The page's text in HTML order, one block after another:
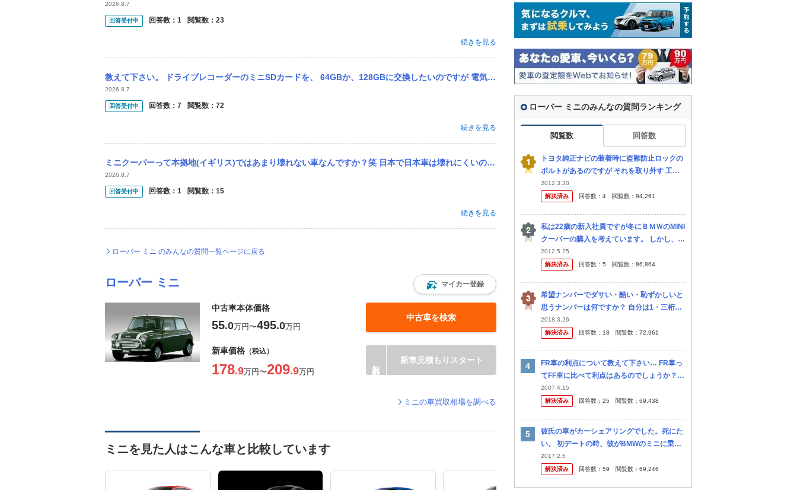
2026.8.7
回答受付中 回答数： 1 閲覧数： 23
続きを見る
教えて下さい。 ドライブレコーダーのミニSDカードを、 64GBか、128GBに交換したいのですが 電気屋さんの、ミニSDカードで、よろしいので、しょうか？ また、最初のミニSDカードは、ホーマ...
2026.8.7
回答受付中 回答数： 7 閲覧数： 72
続きを見る
ミニクーパーって本拠地(イギリス)ではあまり壊れない車なんですか？笑 日本で日本車は壊れにくいのと一緒で笑
2026.8.7
回答受付中 回答数： 1 閲覧数： 15
続きを見る
ローバー ミニ のみんなの質問一覧ページに戻る
ローバー ミニ マイカー登録
中古車本体価格
55.0万円〜495.0万円
中古車を検索
新車価格 （税込）
178.9万円〜209.9万円
新車見積もりスタート
ミニの車買取相場を調べる
ミニを見た人はこんな車と比較しています
ローバー ミニのみんなの質問ランキング
閲覧数 回答数
トヨタ純正ナビの装着時に盗難防止ロックの
ボルトがあるのですが それを取り外す 工
具？は何て工具ですか？ 取り外したいのです
が どのような工具が必要なのか教えてくださ
2012.3.30
解決済み
回答数： 4 閲覧数： 94,261
私は22歳の新入社員ですが冬にＢＭＷのMINI
クーパーの購入を考えています。 しかし、車
体もそれなりにするのに加え、燃料費や維持
費が相当するときいて少し不安になりまし
2012.5.25
解決済み
回答数： 5 閲覧数： 86,864
希望ナンバーでダサい・酷い・恥ずかしいと
思うナンバーは何ですか？ 自分は1・三桁ゾ
ロ目(特に777)・自分の名前を数字化など
2018.3.26
解決済み
回答数： 18 閲覧数： 72,961
FR車の利点について教えて下さい… FR車っ
てFF車に比べて利点はあるのでしょうか？
直列６気筒のようにFFとの組合せが困難な場
合を除きFRの存在価値が今ひとつ解りませ
2007.4.15
解決済み
回答数： 25 閲覧数： 69,438
彼氏の車がカーシェアリングでした。死にた
い。 初デートの時、彼がBMWのミニに乗っ
てきたので少し心がトキメキました。 しかし
よくよく話を聞いてみると、カーシェアリン
2017.2.5
解決済み
回答数： 59 閲覧数： 69,246